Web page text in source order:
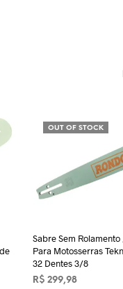
OUT OF STOCK
Sabre Sem
Para Motosserras
32 Dentes 3/8
R$ 299,98